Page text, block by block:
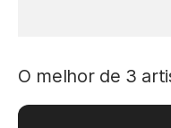
O melhor de 3